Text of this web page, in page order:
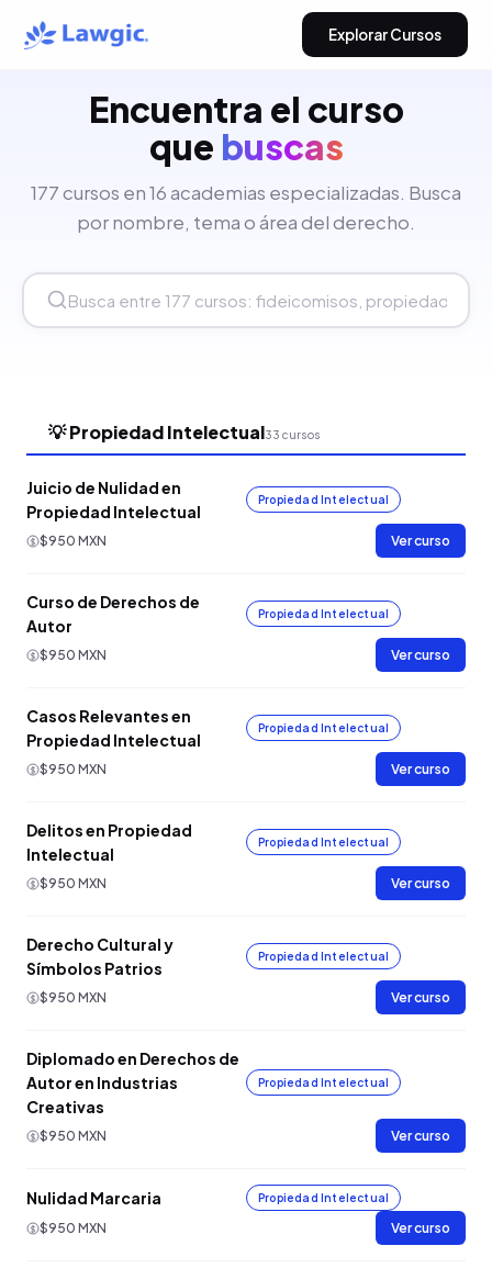
Explorar Cursos
Encuentra el curso
que buscas
177 cursos en 16 academias especializadas. Busca
por nombre, tema o área del derecho.
💡 Propiedad Intelectual33 cursos
Juicio de Nulidad en
Propiedad Intelectual
Propiedad Intelectual
$950 MXN Ver curso
Curso de Derechos de
Autor
Propiedad Intelectual
$950 MXN Ver curso
Casos Relevantes en
Propiedad Intelectual
Propiedad Intelectual
$950 MXN Ver curso
Delitos en Propiedad
Intelectual
Propiedad Intelectual
$950 MXN Ver curso
Derecho Cultural y
Símbolos Patrios
Propiedad Intelectual
$950 MXN Ver curso
Diplomado en Derechos de
Autor en Industrias
Creativas
Propiedad Intelectual
$950 MXN Ver curso
Nulidad Marcaria Propiedad Intelectual
$950 MXN Ver curso